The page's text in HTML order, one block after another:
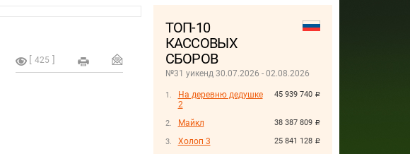
ТОП-10
КАССОВЫХ
СБОРОВ
№31 уикенд 30.07.2026 - 02.08.2026
45 939 740 руб.
На деревню дедушке
2
38 387 809 руб.
Майкл
25 841 128 руб.
Холоп 3
425